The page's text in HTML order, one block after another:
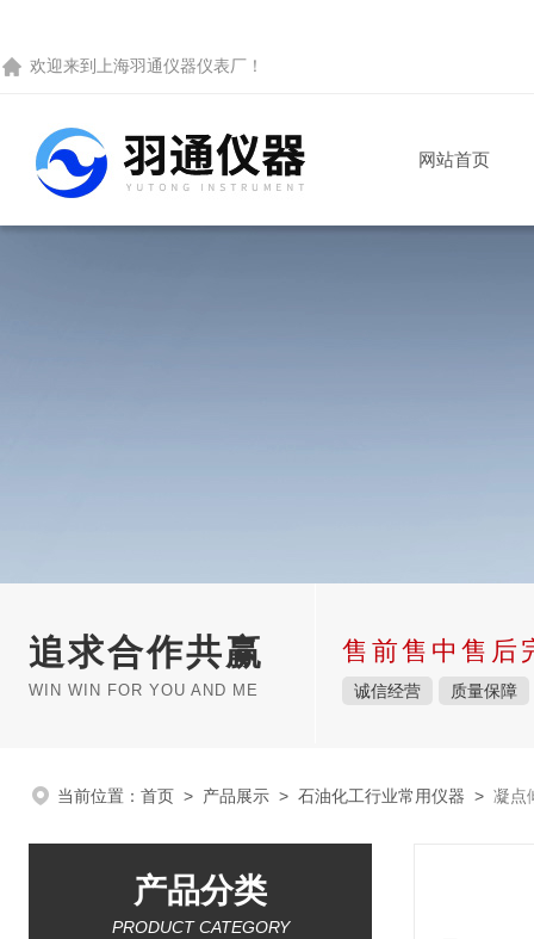
欢迎来到 上海羽通仪器仪表厂 ！
网站首页
追求合作共赢
WIN WIN FOR YOU AND ME
售前售中售后
诚信经营 质量保障
当前位置： 首页 > 产品展示 > 石油化工行业常用仪器 > 凝点
产品分类
PRODUCT CATEGORY